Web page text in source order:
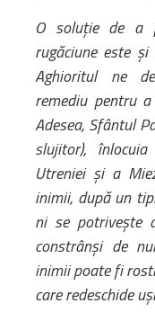
O soluție de a
rugăciune este
Aghioritul ne
remediu pentru
Adesea, Sfântul
slujitor), înlocuia
Utreniei și a
inimii, după un
ni se potrivește
constrânși de
inimii poate fi
care redeschide